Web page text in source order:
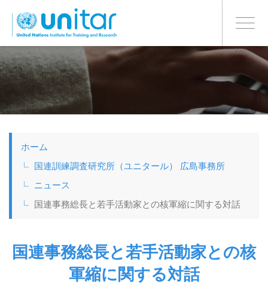
イ
ン
テ
Toggle
日本語BONN OFFICE
ホーム
国連訓練調査研究所（ユニタール） 広島事務所
ニュース
国連事務総長と若手活動家との核軍縮に関する対話
国連事務総長と若手活動家との核
軍縮に関する対話